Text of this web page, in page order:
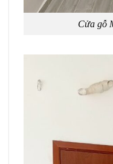
Cửa gỗ